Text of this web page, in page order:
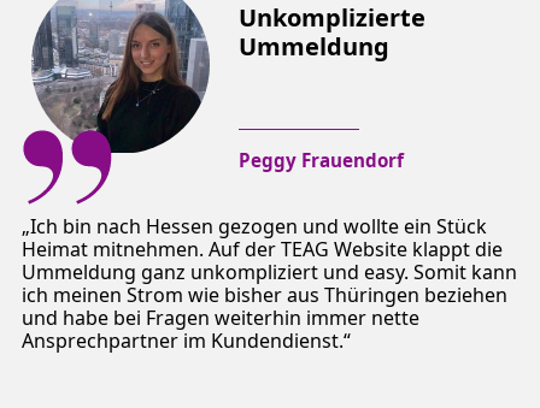
Unkomplizierte
Ummeldung
Ich bin nach Hessen gezogen und wollte ein Stück
Heimat mitnehmen. Auf der TEAG Website klappt die
Ummeldung ganz unkompliziert und easy. Somit kann
ich meinen Strom wie bisher aus Thüringen beziehen
und habe bei Fragen weiterhin immer nette
Ansprechpartner im Kundendienst.
Peggy Frauendorf